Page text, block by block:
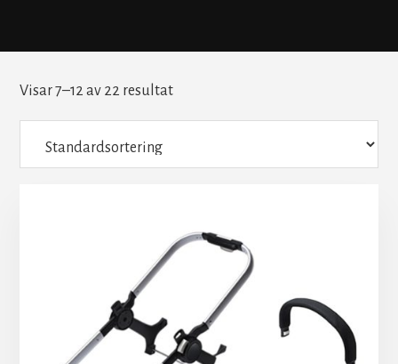
Visar 7–12 av 22 resultat